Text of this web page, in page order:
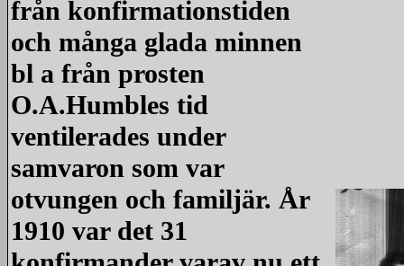
från konfirmationstiden
och många glada minnen
bl a från prosten
O.A.Humbles tid
ventilerades under
samvaron som var
otvungen och familjär. År
1910 var det 31